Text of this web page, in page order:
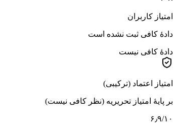
امتیاز کاربران
دادهٔ کافی ثبت نشده است
دادهٔ کافی نیست
امتیاز اعتماد (ترکیبی)
بر پایهٔ امتیاز تحریریه (نظر کافی نیست)
۶٫۹/۱۰